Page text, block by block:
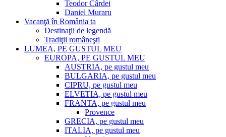
Teodor Cârdei
Daniel Muraru
Vacanţă în România ta
Destinaţii de legendă
Tradiţii româneşti
LUMEA, PE GUSTUL MEU
EUROPA, PE GUSTUL MEU
AUSTRIA, pe gustul meu
BULGARIA, pe gustul meu
CIPRU, pe gustul meu
ELVETIA, pe gustul meu
FRANTA, pe gustul meu
Provence
GRECIA, pe gustul meu
ITALIA, pe gustul meu